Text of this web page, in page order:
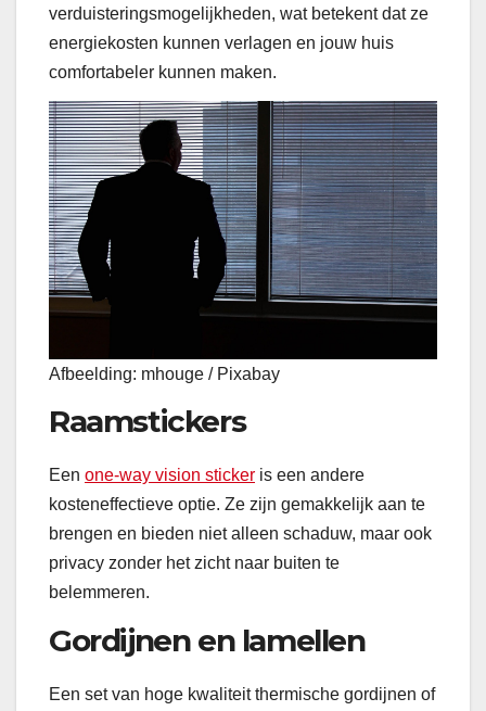
verduisteringsmogelijkheden, wat betekent dat ze
energiekosten kunnen verlagen en jouw huis
comfortabeler kunnen maken.
Afbeelding: mhouge / Pixabay
Raamstickers
Een one-way vision sticker is een andere
kosteneffectieve optie. Ze zijn gemakkelijk aan te
brengen en bieden niet alleen schaduw, maar ook
privacy zonder het zicht naar buiten te
belemmeren.
Gordijnen en lamellen
Een set van hoge kwaliteit thermische gordijnen of